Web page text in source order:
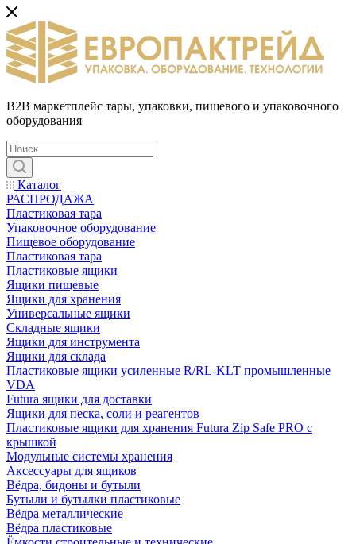
B2B маркетплейс тары, упаковки, пищевого и упаковочного
оборудования
Каталог
РАСПРОДАЖА
Пластиковая тара
Упаковочное оборудование
Пищевое оборудование
Пластиковая тара
Пластиковые ящики
Ящики пищевые
Ящики для хранения
Универсальные ящики
Складные ящики
Ящики для инструмента
Ящики для склада
Пластиковые ящики усиленные R/RL-KLT промышленные
VDA
Futura ящики для доставки
Ящики для песка, соли и реагентов
Пластиковые ящики для хранения Futura Zip Safe PRO с
крышкой
Модульные системы хранения
Аксессуары для ящиков
Вёдра, бидоны и бутыли
Бутыли и бутылки пластиковые
Вёдра металлические
Вёдра пластиковые